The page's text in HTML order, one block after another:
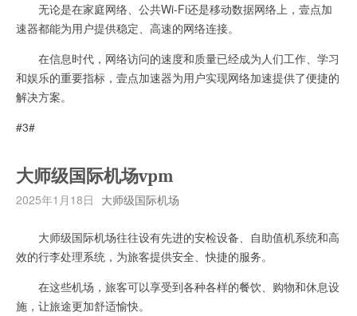
无论是在家庭网络、公共Wi-Fi还是移动数据网络上，壹点加
速器都能为用户提供稳定、高速的网络连接。
在信息时代，网络访问的速度和质量已经成为人们工作、学习
和娱乐的重要指标，壹点加速器为用户实现网络加速提供了便捷的
解决方案。
#3#
大师级国际机场vpm
2025年1月18日 大师级国际机场
大师级国际机场往往设有先进的安检设备、自助值机系统和高
效的行李处理系统，为旅客提供安全、快捷的服务。
在这些机场，旅客可以享受到各种各样的餐饮、购物和休息设
施，让旅途更加舒适愉快。